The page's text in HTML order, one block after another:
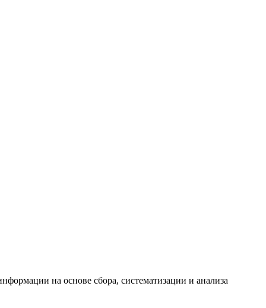
на основе сбора, систематизации и анализа